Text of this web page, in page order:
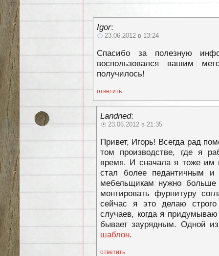
Igor:
23.06.2012 в 13:24
Спасибо за полезную
воспользовался вашим
получилось!
ответить
Landned:
23.06.2012 в 21:35
Привет, Игорь! Всегда рад
том производстве, где я
время. И сначала я тоже им
стал более педантичным и
мебельщикам нужно больше
монтировать фурнитуру
сейчас я это делаю
случаев, когда я
бывает заурядным. Одной
шаблон.
ответить